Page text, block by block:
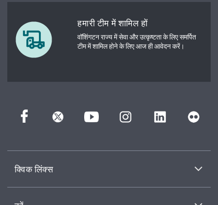
हमारी टीम में शामिल हों
वॉशिंगटन राज्य में सेवा और उत्कृष्टता के लिए समर्पित
टीम में शामिल होने के लिए आज ही आवेदन करें।
क्विक लिंक्स